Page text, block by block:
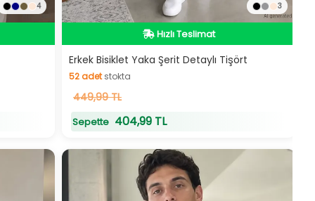
4 3
Hızlı Teslimat
Hızlı Teslimat
Erkek Bisiklet Yaka Şerit Detaylı Tişört
52adetstokta
52adetstokta
449,99 TL
Sepette404,99 TL